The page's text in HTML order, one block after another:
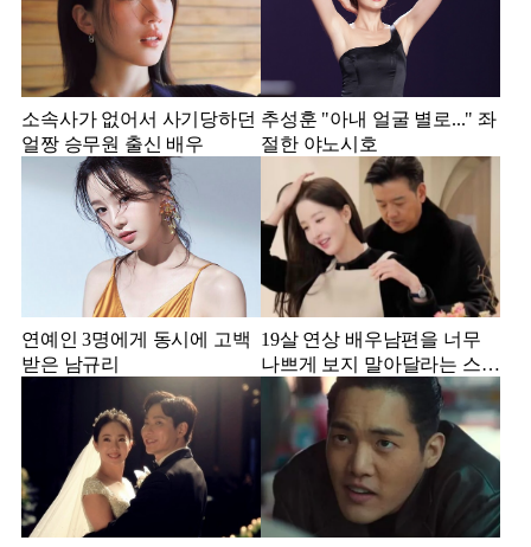
소속사가 없어서 사기당하던
얼짱 승무원 출신 배우
추성훈 "아내 얼굴 별로..." 좌
절한 야노시호
연예인 3명에게 동시에 고백
받은 남규리
19살 연상 배우남편을 너무
나쁘게 보지 말아달라는 스타
강사 아내